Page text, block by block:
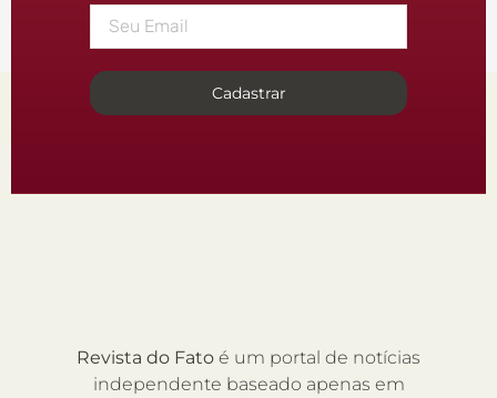
Cadastrar
Revista do Fato é um portal de notícias
independente baseado apenas em